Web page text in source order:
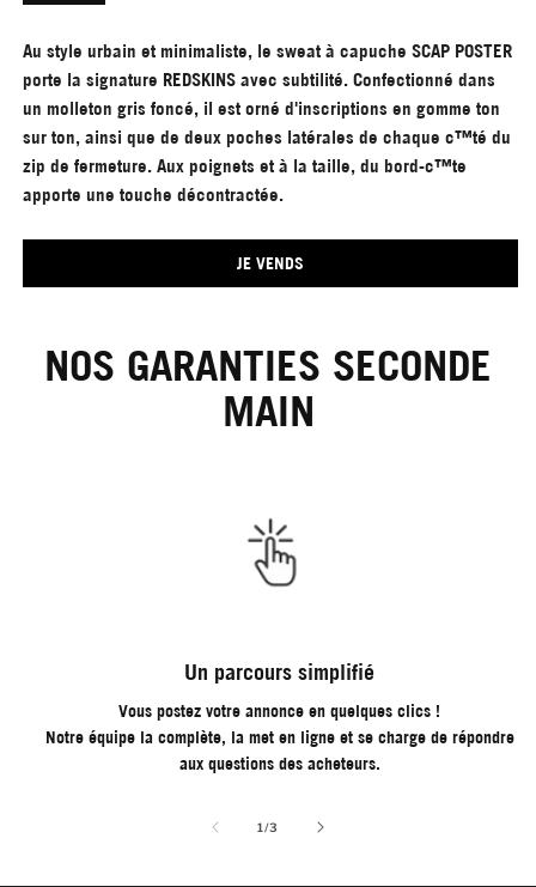
Au style urbain et minimaliste, le sweat à capuche SCAP POSTER
porte la signature REDSKINS avec subtilité. Confectionné dans
un molleton gris foncé, il est orné d'inscriptions en gomme ton
sur ton, ainsi que de deux poches latérales de chaque c™té du
zip de fermeture. Aux poignets et à la taille, du bord-c™te
apporte une touche décontractée.
JE VENDS
NOS GARANTIES SECONDE
MAIN
Un parcours simplifié
Vous postez votre annonce en quelques clics !
Notre équipe la complète, la met en ligne et se charge de répondre
aux questions des acheteurs.
1/de
3